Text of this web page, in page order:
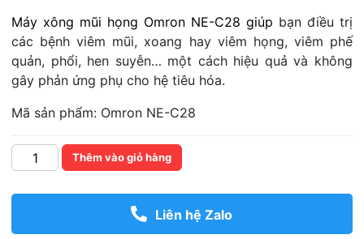
Máy xông mũi họng Omron NE-C28 giúp bạn điều trị
các bệnh viêm mũi, xoang hay viêm họng, viêm phế
quản, phổi, hen suyễn… một cách hiệu quả và không
gây phản ứng phụ cho hệ tiêu hóa.
Mã sản phẩm: Omron NE-C28
lượng
Thêm vào giỏ hàng
Liên hệ Zalo